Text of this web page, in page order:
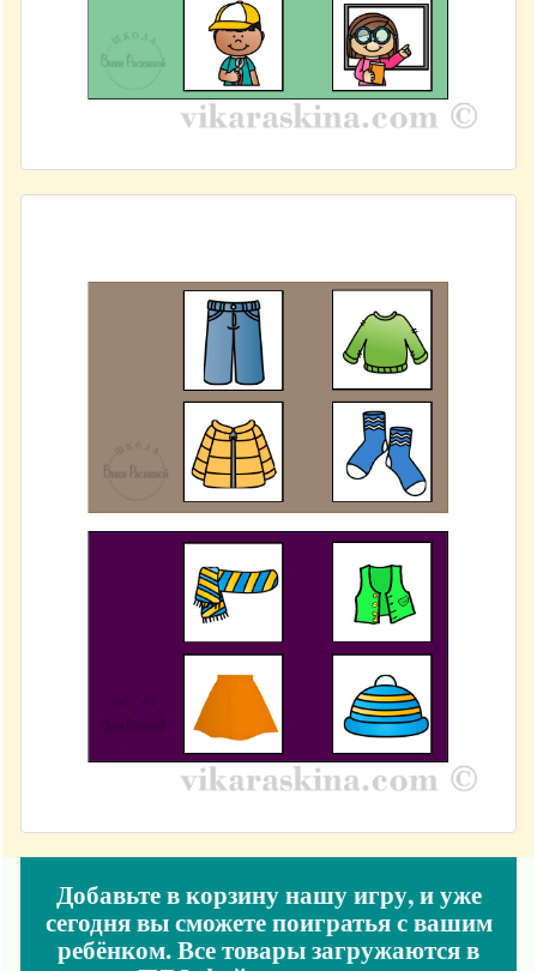
Добавьте в корзину нашу игру, и уже
сегодня вы сможете поигратья с вашим
ребёнком. Все товары загружаются в